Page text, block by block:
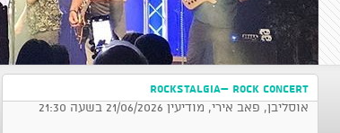
Rockstalgia– Rock Concert
אוסליבן, פאב אירי, מודיעין 21/06/2026 בשעה 21:30